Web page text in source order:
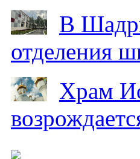
В
отделения
Храм